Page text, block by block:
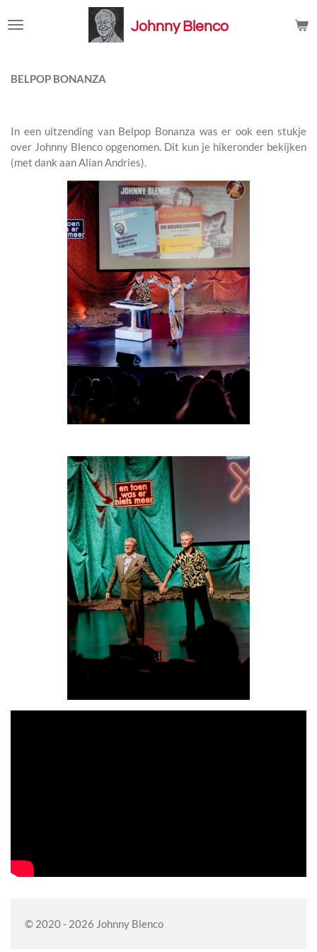
direct
hoofdinhoud
Johnny Blenco
BELPOP BONANZA
In een uitzending van Belpop Bonanza was er ook een stukje
over Johnny Blenco opgenomen. Dit kun je hikeronder bekijken
(met dank aan Alian Andries).
© 2020 - 2026 Johnny Blenco